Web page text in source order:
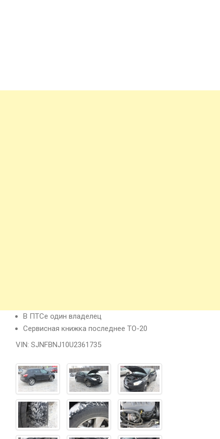
В ПТСе один владелец
Сервисная книжка последнее ТО-20
VIN: SJNFBNJ10U2361735